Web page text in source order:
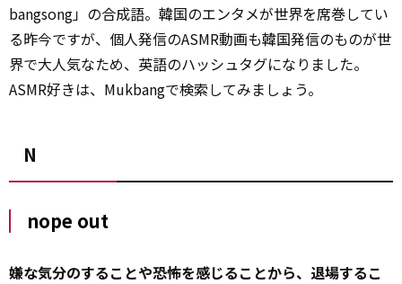
bangsong」の合成語。韓国のエンタメが世界を席巻してい
る昨今ですが、個人発信のASMR動画も韓国発信のものが世
界で大人気なため、英語のハッシュタグになりました。
ASMR好きは、Mukbangで検索してみましょう。
N
nope out
嫌な気分のすることや恐怖を感じることから、退場するこ